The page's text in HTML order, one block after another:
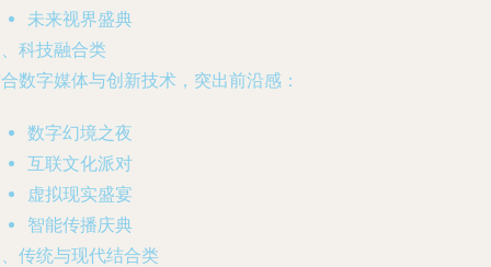
未来视界盛典
科技融合类
数字媒体与创新技术，突出前沿感：
数字幻境之夜
互联文化派对
虚拟现实盛宴
智能传播庆典
传统与现代结合类